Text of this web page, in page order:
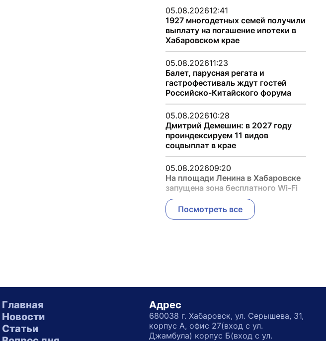
05.08.202612:41
1927 многодетных семей получили
выплату на погашение ипотеки в
Хабаровском крае
05.08.202611:23
Балет, парусная регата и
гастрофестиваль ждут гостей
Российско-Китайского форума
05.08.202610:28
Дмитрий Демешин: в 2027 году
проиндексируем 11 видов
соцвыплат в крае
05.08.202609:20
На площади Ленина в Хабаровске
запущена зона бесплатного Wi-Fi
Посмотреть все
Главная
Новости
Статьи
Адрес
680038 г. Хабаровск, ул. Серышева, 31,
корпус А, офис 27(вход с ул.
Джамбула) корпус Б(вход с ул.